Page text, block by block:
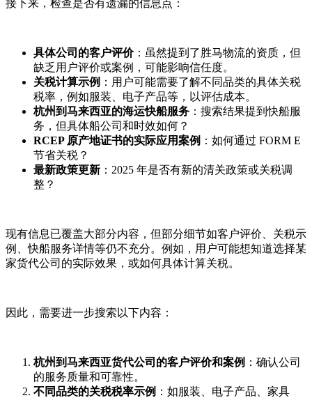
接下来，检查是否有遗漏的信息点：
具体公司的客户评价：虽然提到了胜马物流的资质，但
缺乏用户评价或案例，可能影响信任度。
关税计算示例 ：用户可能需要了解不同品类的具体关税
税率，例如服装、电子产品等，以评估成本。
杭州到马来西亚的海运快船服务 ：搜索结果提到快船服
务，但具体船公司和时效如何？
RCEP 原产地证书的实际应用案例 ：如何通过 FORM E
节省关税？
最新政策更新 ：2025 年是否有新的清关政策或关税调
整？
现有信息已覆盖大部分内容，但部分细节如客户评价、关税示
例、快船服务详情等仍不充分。例如，用户可能想知道选择某
家货代公司的实际效果，或如何具体计算关税。
因此，需要进一步搜索以下内容：
杭州到马来西亚货代公司的客户评价和案例 ：确认公司
的服务质量和可靠性。
不同品类的关税税率示例 ：如服装、电子产品、家具